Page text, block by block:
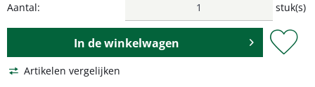
Aantal: stuk(s)
In dewinkelwagen
Artikelen vergelijken